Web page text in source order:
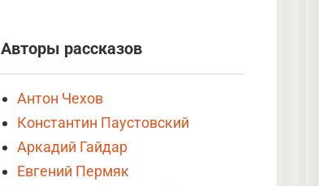
Авторы рассказов
Антон Чехов
Константин Паустовский
Аркадий Гайдар
Евгений Пермяк